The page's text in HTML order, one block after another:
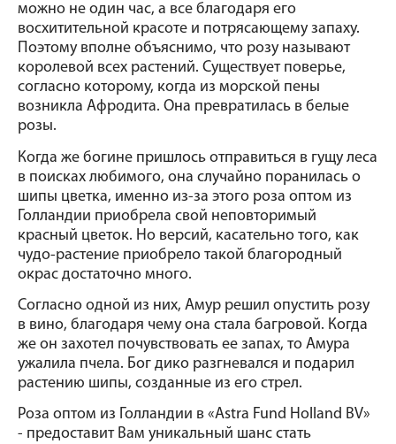
можно не один час, а все благодаря его
восхитительной красоте и потрясающему запаху.
Поэтому вполне объяснимо, что розу называют
королевой всех растений. Существует поверье,
согласно которому, когда из морской пены
возникла Афродита. Она превратилась в белые
розы.
Когда же богине пришлось отправиться в гущу леса
в поисках любимого, она случайно поранилась о
шипы цветка, именно из-за этого роза оптом из
Голландии приобрела свой неповторимый
красный цветок. Но версий, касательно того, как
чудо-растение приобрело такой благородный
окрас достаточно много.
Согласно одной из них, Амур решил опустить розу
в вино, благодаря чему она стала багровой. Когда
же он захотел почувствовать ее запах, то Амура
ужалила пчела. Бог дико разгневался и подарил
растению шипы, созданные из его стрел.
Роза оптом из Голландии в «Astra Fund Holland BV»
- предоставит Вам уникальный шанс стать